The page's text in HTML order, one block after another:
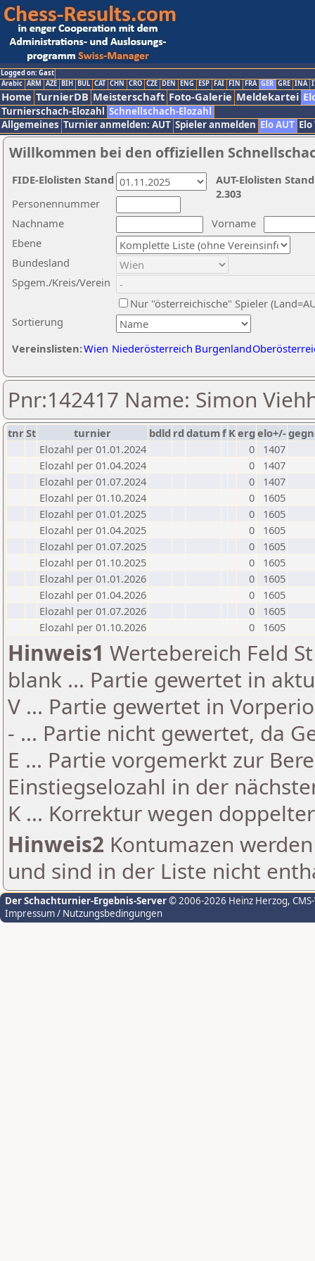
Logged on: Gast
Arabic ARM AZE BIH BUL CAT CHN CRO CZE DEN ENG ESP FAI FIN FRA GER GRE INA
Home TurnierDB Meisterschaft Foto-Galerie Meldekartei
Turnierschach-Elozahl Schnellschach-Elozahl
Allgemeines Turnier anmelden: AUT Spieler anmelden Elo AUT
Willkommen bei den offiziellen
Nachname
Vorname
Ebene
Sortierung
Personennummer
Bundesland
Spgem./Kreis/Verein
Nur "österreichische" Spieler
Vereinslisten:Wien Niederösterreich Burgenland
AUT-Elolisten
2.303
FIDE-Elolisten Stand
Pnr:142417 Name: Simon
tnrSt turnier bdld rd datumf Kerg elo+/-
Elozahl per 01.01.2024
0
1407
Elozahl per 01.04.2024
0
1407
Elozahl per 01.07.2024
0
1407
Elozahl per 01.10.2024
0
1605
Elozahl per 01.01.2025
0
1605
Elozahl per 01.04.2025
0
1605
Elozahl per 01.07.2025
0
1605
Elozahl per 01.10.2025
0
1605
Elozahl per 01.01.2026
0
1605
Elozahl per 01.04.2026
0
1605
Elozahl per 01.07.2026
0
1605
Elozahl per 01.10.2026
0 1605
Hinweis1 Wertebereich Feld
blank ... Partie gewertet in
V ... Partie gewertet in
- ... Partie nicht gewertet, da
E ... Partie vorgemerkt zur
Einstiegselozahl in der
K ... Korrektur wegen
Hinweis2 Kontumazen
und sind in der Liste nicht
Der Schachturnier-Ergebnis-Server© 2006-2026 Heinz Herzog,
Impressum / Nutzungsbedingungen